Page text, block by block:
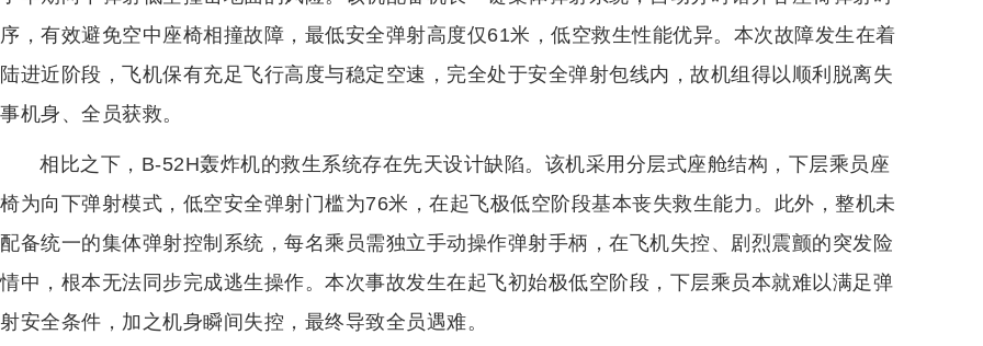
序，有效避免空中座椅相撞故障，最低安全弹射高度仅61米，低空救生性能优异。本次故障发生在着
陆进近阶段，飞机保有充足飞行高度与稳定空速，完全处于安全弹射包线内，故机组得以顺利脱离失
事机身、全员获救。
相比之下，B-52H轰炸机的救生系统存在先天设计缺陷。该机采用分层式座舱结构，下层乘员座
椅为向下弹射模式，低空安全弹射门槛为76米，在起飞极低空阶段基本丧失救生能力。此外，整机未
配备统一的集体弹射控制系统，每名乘员需独立手动操作弹射手柄，在飞机失控、剧烈震颤的突发险
情中，根本无法同步完成逃生操作。本次事故发生在起飞初始极低空阶段，下层乘员本就难以满足弹
射安全条件，加之机身瞬间失控，最终导致全员遇难。